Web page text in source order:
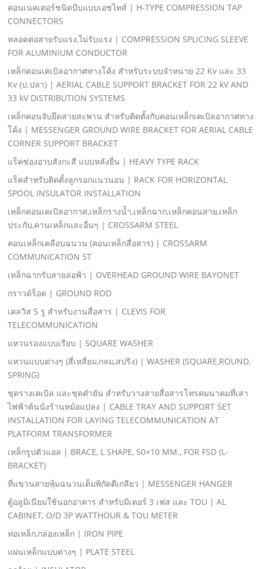
คอนเนคเตอร์ชนิดบีบแบบเอชไทส์ | H-TYPE COMPRESSION TAP
CONNECTORS
หลอดต่อสายรับแรง,ไม่รับแรง | COMPRESSION SPLICING SLEEVE
FOR ALUMINIUM CONDUCTOR
เหล็กคอนเคเบิลอากาศทางโค้ง สําหรับระบบจําหน่าย 22 Kv และ 33
Kv (ป.ปลา) | AERIAL CABLE SUPPORT BRACKET FOR 22 kV AND
33 kV DISTRIBUTION SYSTEMS
เหล็กคอนจับยึดสายสะพาน สําหรับติดตั้งกับคอนเหล็กเคเบิลอากาศทาง
โค้ง | MESSENGER GROUND WIRE BRACKET FOR AERIAL CABLE
CORNER SUPPORT BRACKET
แร็คช่องอาบสังกะสี แบบหลังยื่น | HEAVY TYPE RACK
แร็คสําหรับติดตั้งลูกรอกแนวนอน | RACK FOR HORIZONTAL
SPOOL INSULATOR INSTALLATION
เหล็กคอนเคเบิลอากาศ,เหล็กรางนํ้า,เหล็กฉาก,เหล็กคอนสาย,เหล็ก
ประกับ,คานเหล็กและอื่นๆ | CROSSARM STEEL
คอนเหล็กเคลือบฉนวน (คอนเหล็กสื่อสาร) | CROSSARM
COMMUNICATION ST
เหล็กฉากรับสายล่อฟ้า | OVERHEAD GROUND WIRE BAYONET
กราวด์ร็อด | GROUND ROD
เคลวิส 5 รู สําหรับงานสื่อสาร | CLEVIS FOR
TELECOMMUNICATION
แหวนรองแบบเรียบ | SQUARE WASHER
แหวนแบบต่างๆ (สี่เหลี่ยม,กลม,สปริง) | WASHER (SQUARE,ROUND,
SPRING)
ชุดรางเคเบิล และชุดคํายัน สําหรับวางสายสื่อสารโทรคมนาคมที่เสา
ไฟฟ้าต้นนั่งร้านหม้อแปลง | CABLE TRAY AND SUPPORT SET
INSTALLATION FOR LAYING TELECOMMUNICATION AT
PLATFORM TRANSFORMER
เหล็กรูปตัวแอล | BRACE, L SHAPE, 50×10 MM., FOR FSD (L-
BRACKET)
ที่แขวนสายหุ้มฉนวนเต็มพิกัดตีเกลียว | MESSENGER HANGER
ตู้อลูมิเนียมใช้นอกอาคาร สําหรับมิเตอร์ 3 เฟส และ TOU | AL
CABINET, O/D 3P WATTHOUR & TOU METER
ท่อเหล็ก,กล่องเหล็ก | IRON PIPE
แผ่นเหล็กแบบต่างๆ | PLATE STEEL